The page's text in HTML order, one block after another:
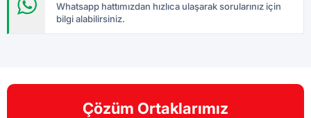
Whatsapp hattımızdan hızlıca ulaşarak sorularınız için
bilgi alabilirsiniz.
Çözüm Ortaklarımız